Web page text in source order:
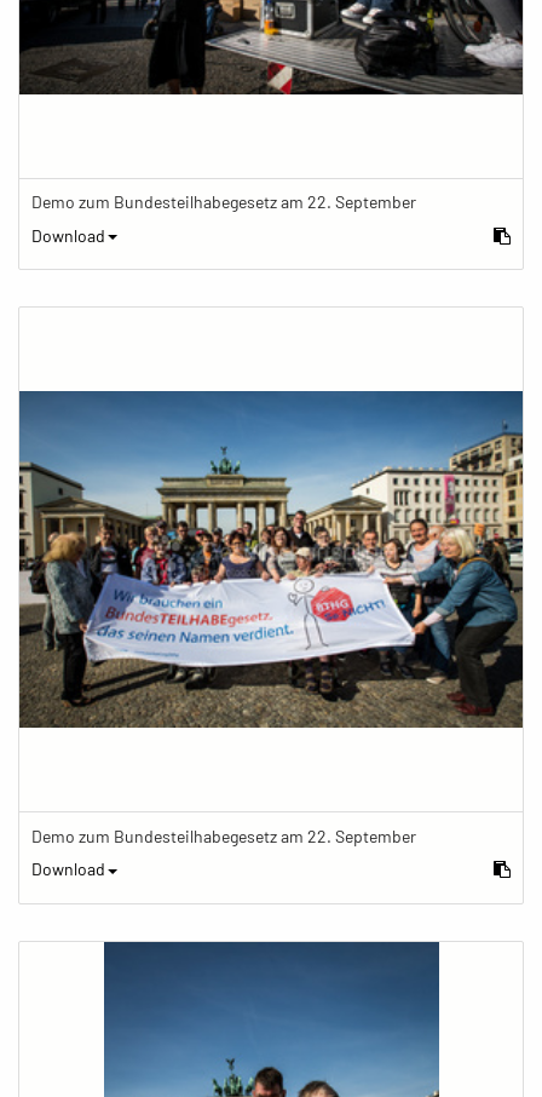
Demo zum Bundesteilhabegesetz am 22. September
Download
Demo zum Bundesteilhabegesetz am 22. September
Download